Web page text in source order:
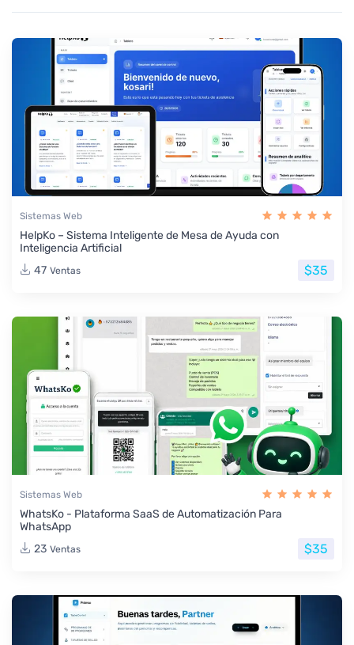
Sistemas Web
HelpKo – Sistema Inteligente de Mesa de Ayuda con
Inteligencia Artificial
47 Ventas $35
Sistemas Web
WhatsKo - Plataforma SaaS de Automatización Para
WhatsApp
23 Ventas $35